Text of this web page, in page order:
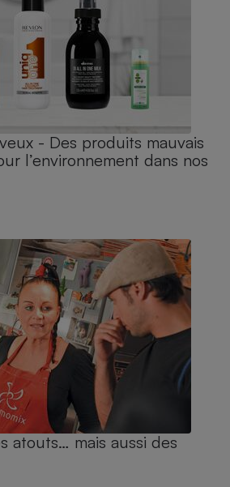
- Des produits mauvais
l’environnement dans nos
atouts… mais aussi des